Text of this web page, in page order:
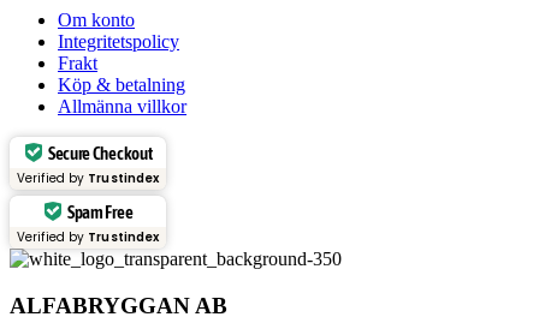
Om konto
Integritetspolicy
Frakt
Köp & betalning
Allmänna villkor
Secure Checkout
Verified by Trustindex
Spam Free
Verified by Trustindex
ALFABRYGGAN AB